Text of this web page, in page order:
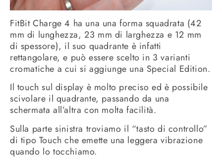
FitBit Charge 4 ha una una forma squadrata (42
mm di lunghezza, 23 mm di larghezza e 12 mm
di spessore), il suo quadrante è infatti
rettangolare, e può essere scelto in 3 varianti
cromatiche a cui si aggiunge una Special Edition.
Il touch sul display è molto preciso ed è possibile
scivolare il quadrante, passando da una
schermata all’altra con molta facilità.
Sulla parte sinistra troviamo il “tasto di controllo”
di tipo Touch che emette una leggera vibrazione
quando lo tocchiamo.